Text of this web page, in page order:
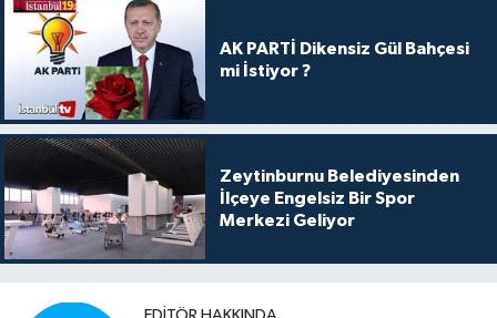
AK PARTİ Dikensiz Gül Bahçesi
mi İstiyor ?
Zeytinburnu Belediyesinden
İlçeye Engelsiz Bir Spor
Merkezi Geliyor